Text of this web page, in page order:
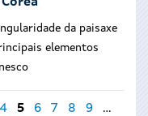
da paisaxe
elementos
4 5 6 7 8 9
…